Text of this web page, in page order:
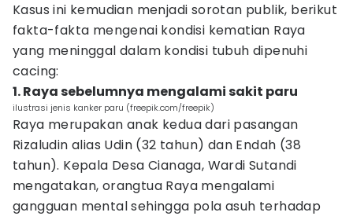
Kasus ini kemudian menjadi sorotan publik, berikut
fakta-fakta mengenai kondisi kematian Raya
yang meninggal dalam kondisi tubuh dipenuhi
cacing:
1. Raya sebelumnya mengalami sakit paru
ilustrasi jenis kanker paru (freepik.com/freepik)
Raya merupakan anak kedua dari pasangan
Rizaludin alias Udin (32 tahun) dan Endah (38
tahun). Kepala Desa Cianaga, Wardi Sutandi
mengatakan, orangtua Raya mengalami
gangguan mental sehingga pola asuh terhadap